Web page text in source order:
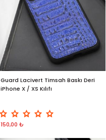
Guard Lacivert Timsah Baskı Deri
iPhone X / XS Kılıfı
150,00 ₺